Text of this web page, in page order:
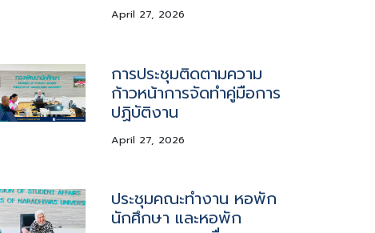
April 27, 2026
การประชุมติดตามความ
ก้าวหน้าการจัดทำคู่มือการ
ปฏิบัติงาน
April 27, 2026
ประชุมคณะทำงาน หอพัก
นักศึกษา และหอพัก